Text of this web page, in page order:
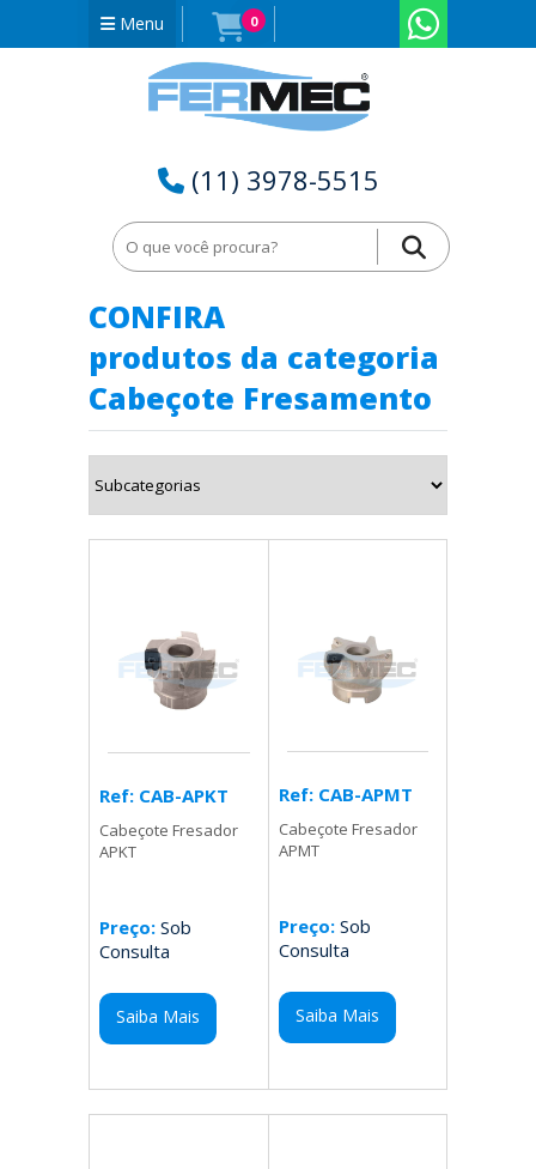
Menu 0
(11) 3978-5515
Cabeçote Fresamento em Tocantins - TO
CONFIRA
produtos da categoria
Cabeçote Fresamento
Ref: CAB-APKT
Cabeçote Fresador
APKT
Preço: Sob
Consulta
Saiba Mais
Ref: CAB-APMT
Cabeçote Fresador
APMT
Preço:Sob
Consulta
Saiba Mais